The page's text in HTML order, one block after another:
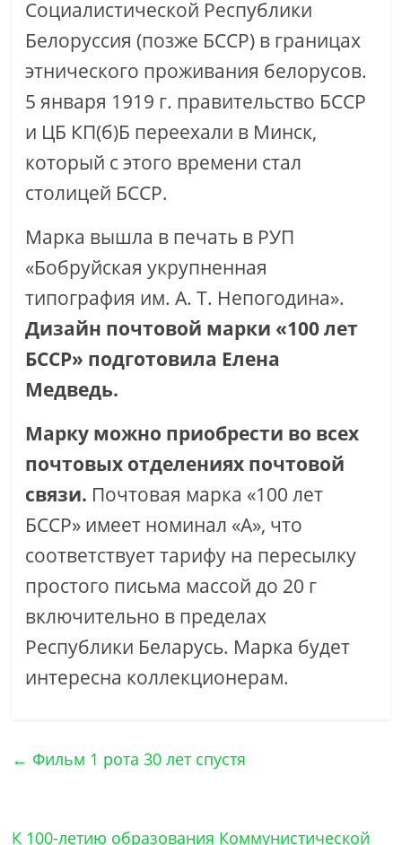
Социалистической Республики
Белоруссия (позже БССР) в границах
этнического проживания белорусов.
5 января 1919 г. правительство БССР
и ЦБ КП(б)Б переехали в Минск,
который с этого времени стал
столицей БССР.
Марка вышла в печать в РУП
«Бобруйская укрупненная
типография им. А. Т. Непогодина».
Дизайн почтовой марки «100 лет
БССР» подготовила Елена
Медведь.
Марку можно приобрести во всех
почтовых отделениях почтовой
связи. Почтовая марка «100 лет
БССР» имеет номинал «А», что
соответствует тарифу на пересылку
простого письма массой до 20 г
включительно в пределах
Республики Беларусь. Марка будет
интересна коллекционерам.
← Фильм 1 рота 30 лет спустя
К 100-летию образования Коммунистической